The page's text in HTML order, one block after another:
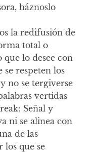
háznoslo
la redifusión de
total o
lo desee con
respeten los
no se tergiverse
vertidas
Señal y
ni se alinea con
de las
los que se